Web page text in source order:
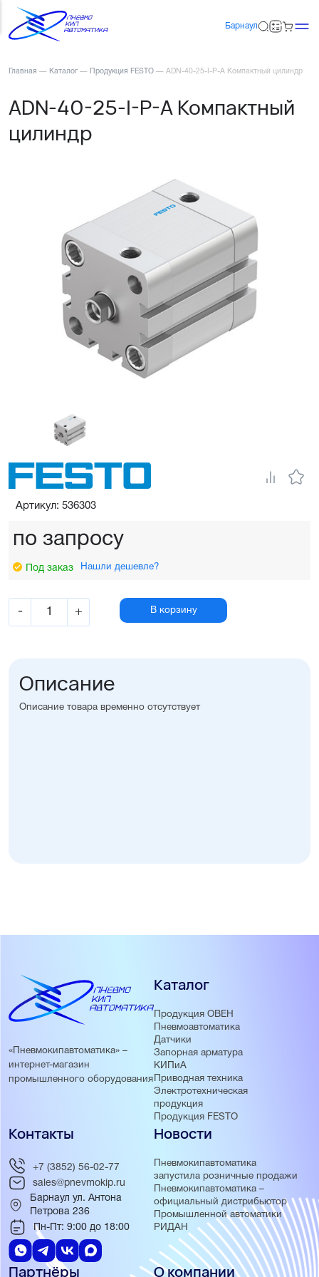
Барнаул
Главная — Каталог — Продукция FESTO — ADN-40-25-I-P-A Компактный цилиндр
ADN-40-25-I-P-A Компактный
цилиндр
по запросу
Под заказ Нашли дешевле?
- + В корзину
Артикул: 536303
Описание
Описание товара временно отсутствует
«Пневмокипавтоматика» –
интернет-магазин
промышленного оборудования
Каталог
Продукция ОВЕН
Пневмоавтоматика
Датчики
Запорная арматура
КИПиА
Приводная техника
Электротехническая
продукция
Продукция FESTO
Новости
Пневмокипавтоматика
запустила розничные продажи
Пневмокипавтоматика –
официальный дистрибьютор
Промышленной автоматики
РИДАН
Партнёры О компании
Контакты
+7 (3852) 56-02-77
sales@pnevmokip.ru
Барнаул ул. Антона
Петрова 236
Пн-Пт: 9:00 до 18:00